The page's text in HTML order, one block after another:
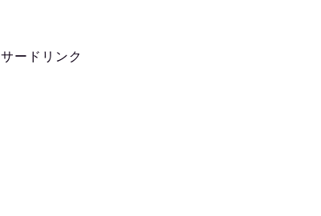
ードリンク